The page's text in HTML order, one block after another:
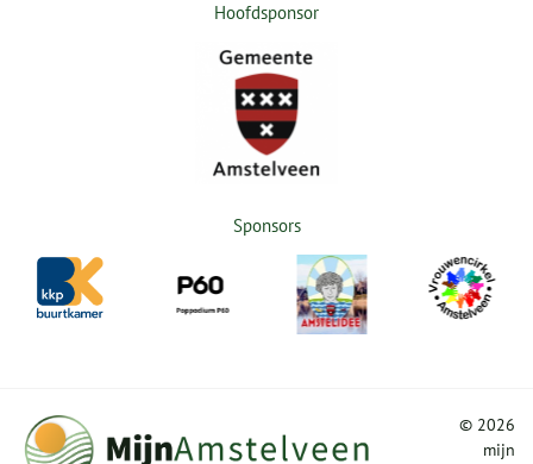
Hoofdsponsor
Sponsors
© 2026
mijn